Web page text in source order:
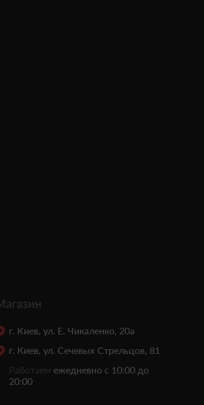
г. Киев, ул. Е. Чикаленко, 20а
г. Киев, ул. Сечевых Стрельцов, 81
Работаем ежедневно с 10:00 до
20:00